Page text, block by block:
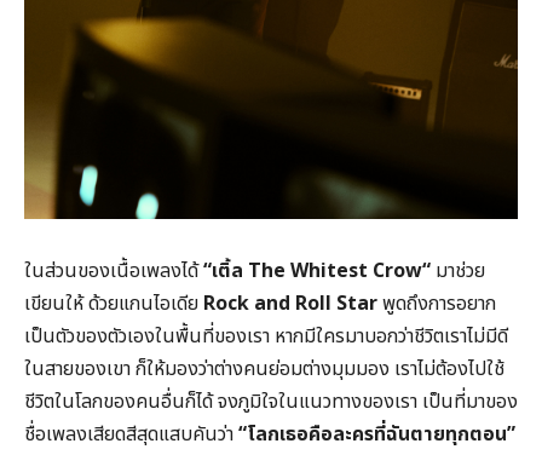
ในส่วนของเนื้อเพลงได้“เติ้ล The Whitest Crow“ มาช่วย
เขียนให้ ด้วยแกนไอเดีย Rock and Roll Starพูดถึงการอยาก
เป็นตัวของตัวเองในพื้นที่ของเรา หากมีใครมาบอกว่าชีวิตเราไม่มีดี
ในสายของเขา ก็ให้มองว่าต่างคนย่อมต่างมุมมอง เราไม่ต้องไปใช้
ชีวิตในโลกของคนอื่นก็ได้ จงภูมิใจในแนวทางของเรา เป็นที่มาของ
ชื่อเพลงเสียดสีสุดแสบคันว่า“โลกเธอคือละครที่ฉันตายทุกตอน”